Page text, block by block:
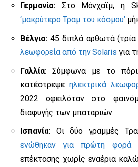
Γερμανία: Στο Μάνχαϊμ, η
‘μακρύτερο Τραμ του κόσμου’
Βέλγιο: 45 διπλά αρθωτά (τρία
λεωφορεία από την Solaris για
Γαλλία: Σύμφωνα με το
κατέστρεψε ηλεκτρικά
2022 οφειλόταν στο
διαφυγής των μπαταριών
Ισπανία: Οι δύο γραμμές
ενώθηκαν για πρώτη φορά
επέκτασης χωρίς εναέρια